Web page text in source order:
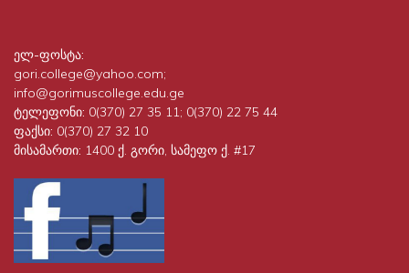
ელ-ფოსტა:
gori.college@yahoo.com;
info@gorimuscollege.edu.ge
ტელეფონი: 0(370) 27 35 11; 0(370) 22 75 44
ფაქსი: 0(370) 27 32 10
მისამართი: 1400 ქ. გორი, სამეფო ქ. #17